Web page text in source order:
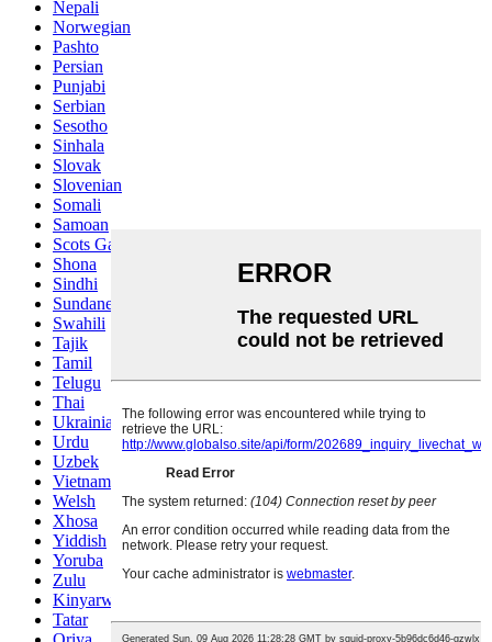
Nepali
Norwegian
Pashto
Persian
Punjabi
Serbian
Sesotho
Sinhala
Slovak
Slovenian
Somali
Samoan
Scots Gaelic
Shona
Sindhi
Sundanese
Swahili
Tajik
Tamil
Telugu
Thai
Ukrainian
Urdu
Uzbek
Vietnamese
Welsh
Xhosa
Yiddish
Yoruba
Zulu
Kinyarwanda
Tatar